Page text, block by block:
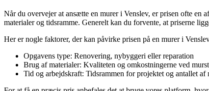
Når du overvejer at ansætte en murer i Venslev, er prisen ofte en
materialer og tidsramme. Generelt kan du forvente, at priserne
Her er nogle faktorer, der kan påvirke prisen på en murer i
Opgavens type: Renovering, nybyggeri eller reparation
Brug af materialer: Kvaliteten og omkostningerne ved
Tid og arbejdskraft: Tidsrammen for projektet og antallet af